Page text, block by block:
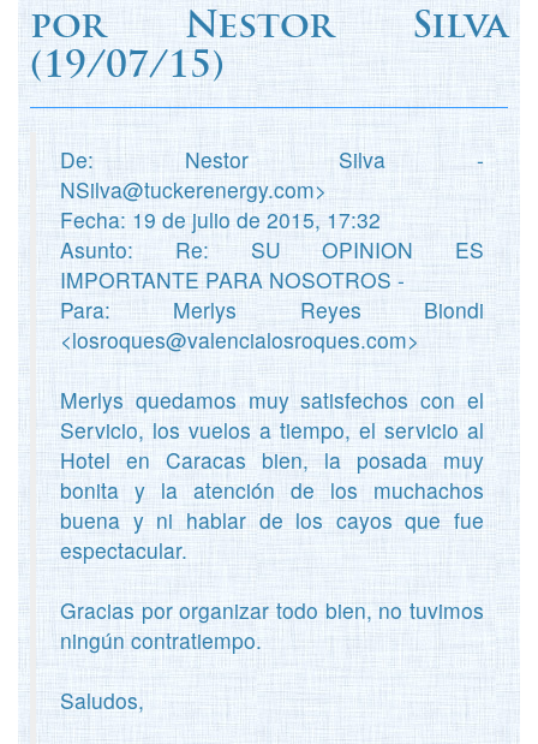
porNestor Silva
(19/07/15)
De: Nestor Silva -
NSilva@tuckerenergy.com>
Fecha: 19 de julio de 2015, 17:32
Asunto: Re: SU OPINION ES
IMPORTANTE PARA NOSOTROS -
Para: Merlys Reyes Biondi
<losroques@valencialosroques.com>
Merlys quedamos muy satisfechos con el
Servicio, los vuelos a tiempo, el servicio al
Hotel en Caracas bien, la posada muy
bonita y la atención de los muchachos
buena y ni hablar de los cayos que fue
espectacular.
Gracias por organizar todo bien, no tuvimos
ningún contratiempo.
Saludos,